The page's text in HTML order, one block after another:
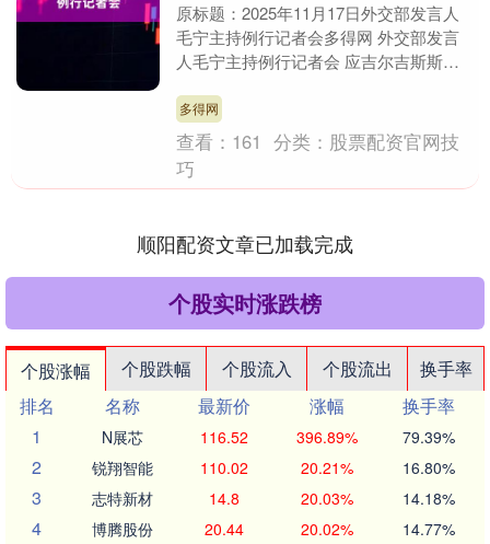
原标题：2025年11月17日外交部发言人
毛宁主持例行记者会多得网 外交部发言
人毛宁主持例行记者会 应吉尔吉斯斯坦
多夫、塔吉....
多得网
查看： 161 分类： 股票配资官网技
巧
顺阳配资文章已加载完成
个股实时涨跌榜
个股涨幅 个股跌幅 个股流入 个股流出
换手率
排名
名称 最新价 涨幅
换手率
1
N展芯 116.52 396.89% 79.39%
2 锐翔智能 110.02 20.21% 16.80%
3 志特新材 14.8 20.03% 14.18%
4 博腾股份 20.44 20.02% 14.77%